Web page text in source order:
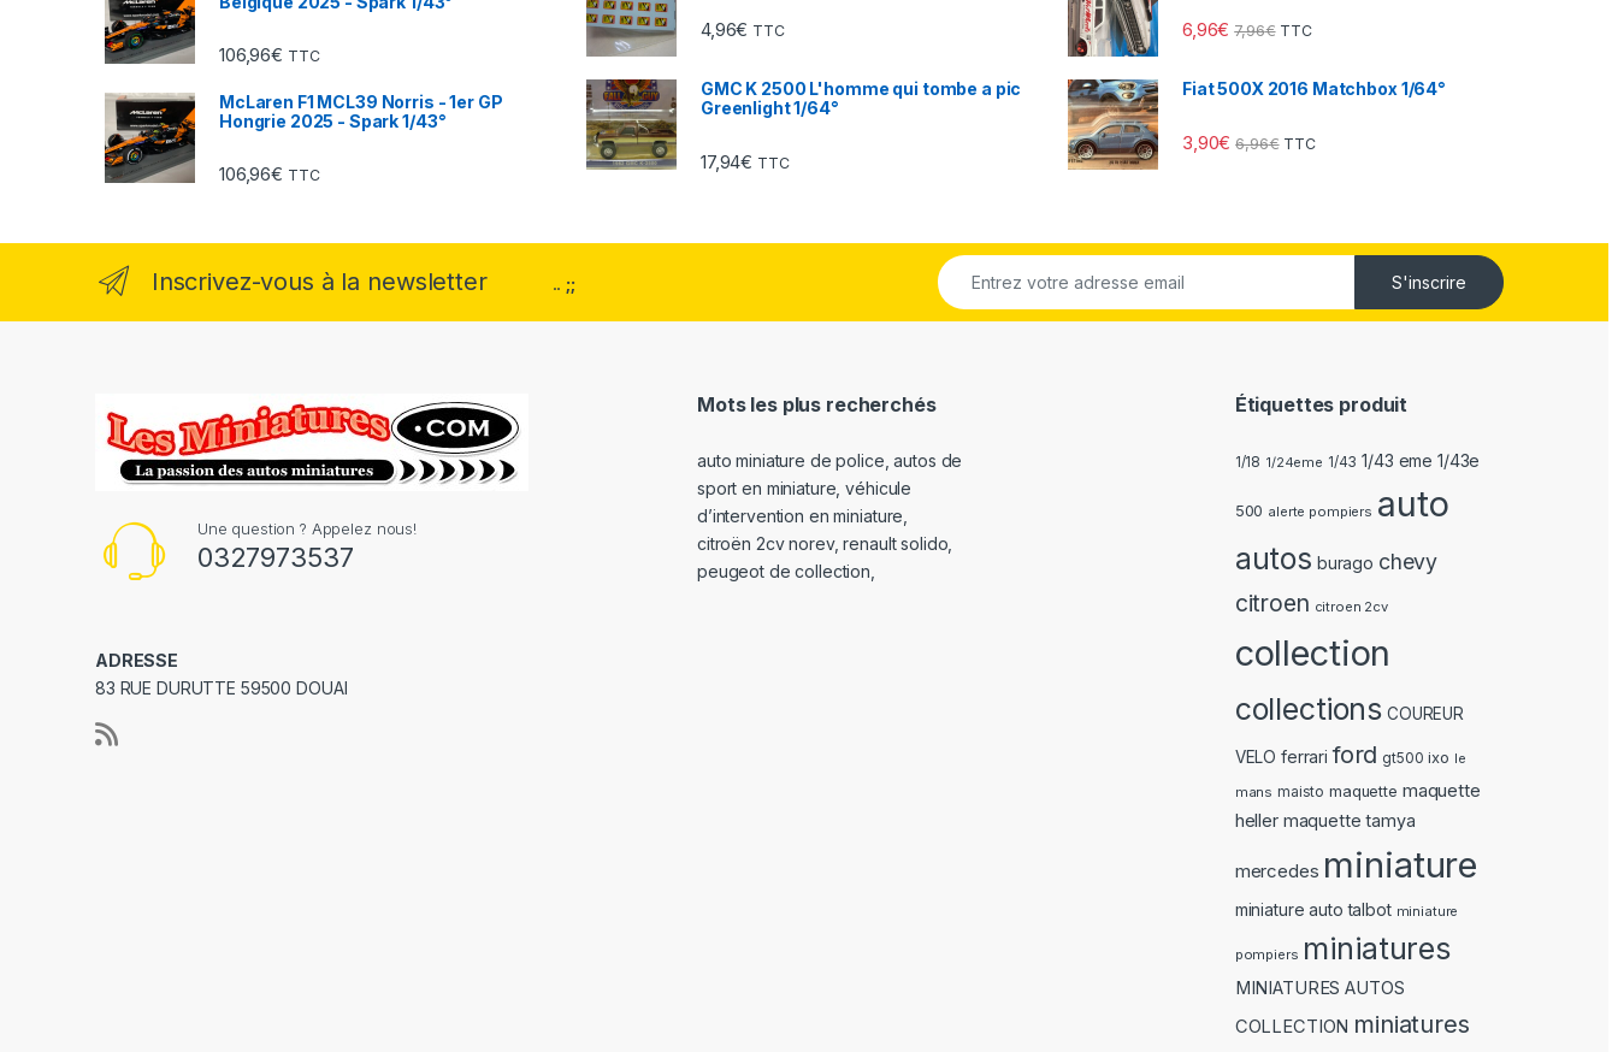
106,96€ TTC
McLaren F1 MCL39 Norris - 1er GP
Hongrie 2025 - Spark 1/43°
106,96€ TTC
4,96€ TTC
GMC K 2500 L'homme qui tombe a pic
Greenlight 1/64°
17,94€ TTC
6,96€ 7,96€ TTC
Fiat 500X 2016 Matchbox 1/64°
3,90€ 6,96€ TTC
Inscrivez-vous à la newsletter .. ;; S'inscrire
Une question ? Appelez nous!
0327973537
ADRESSE
83 RUE DURUTTE 59500 DOUAI
Mots les plus recherchés
auto miniature de police ,autos de
sport en miniature ,véhicule
d’intervention en miniature
citroën 2cv norev,renault solido
peugeot de collection
Étiquettes produit
1/18 1/24eme 1/43 1/43 eme 1/43e
500 alerte pompiers auto
autos burago chevy
citroen citroen 2cv
collection
collections COUREUR
VELO ferrari ford gt500 ixo le
mans maisto maquette maquette
heller maquette tamya
mercedes miniature
miniature auto talbot miniature
pompiers miniatures
MINIATURES AUTOS
COLLECTION miniatures